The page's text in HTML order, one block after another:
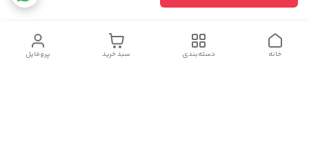
پروفایل سبد خرید دسته‌بندی خانه